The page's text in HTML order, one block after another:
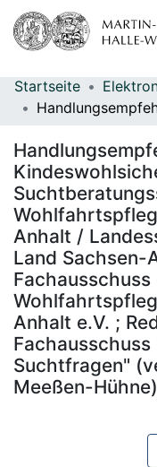
Bereiche &
Statistiken
Startseite
Anhalt /
Land Sachsen-
Anhalt e.V. ;
Suchtfragen"
Meeßen-Hühne)